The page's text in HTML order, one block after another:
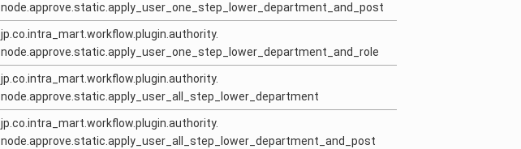
node.approve.static.apply_user_one_step_lower_department_and_post
jp.co.intra_mart.workflow.plugin.authority.
node.approve.static.apply_user_one_step_lower_department_and_role
jp.co.intra_mart.workflow.plugin.authority.
node.approve.static.apply_user_all_step_lower_department
jp.co.intra_mart.workflow.plugin.authority.
node.approve.static.apply_user_all_step_lower_department_and_post